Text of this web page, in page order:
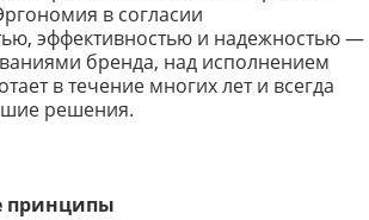
в согласии
эффективностью и надежностью —
бренда, над исполнением
в течение многих лет и всегда
решения.
принципы